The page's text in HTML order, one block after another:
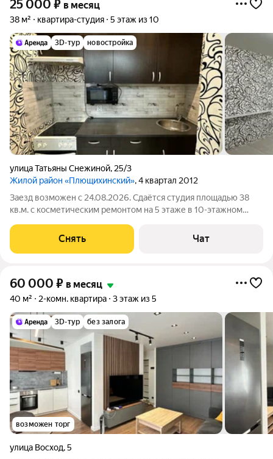
25 000 ₽ в месяц
38 м² квартира-студия 5 этаж из 10
3D-тур новостройка
улица Татьяны Снежиной, 25/3
Жилой район «Плющихинский», 4 квартал 2012
Заезд возможен с 24.08.2026. Сдаётся студия площадью 38
кв.м. с косметическим ремонтом на 5 этаже в 10-этажном
Стиральная машина Холодильник Дом - панельный, окна
выходят во двор. В
Снять Чат
60 000 ₽ в месяц
40 м² 2-комн. квартира 3 этаж из 5
3D-тур без залога
возможен торг
улица Восход,5